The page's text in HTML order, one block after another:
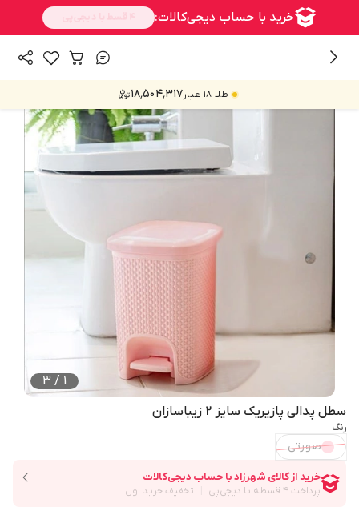
طلا ۱۸ عیار ۱۸٬۵۰۴٬۳۱۷
1
/
3
سطل پدالی پازیریک سایز 2 زیباسازان
رنگ
صورتی